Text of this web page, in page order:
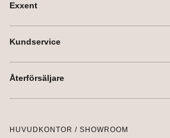
Exxent
Om Exxent
Profilering
Kundservice
Kontakta oss
Återförsäljare
Kataloger
HUVUDKONTOR / SHOWROOM